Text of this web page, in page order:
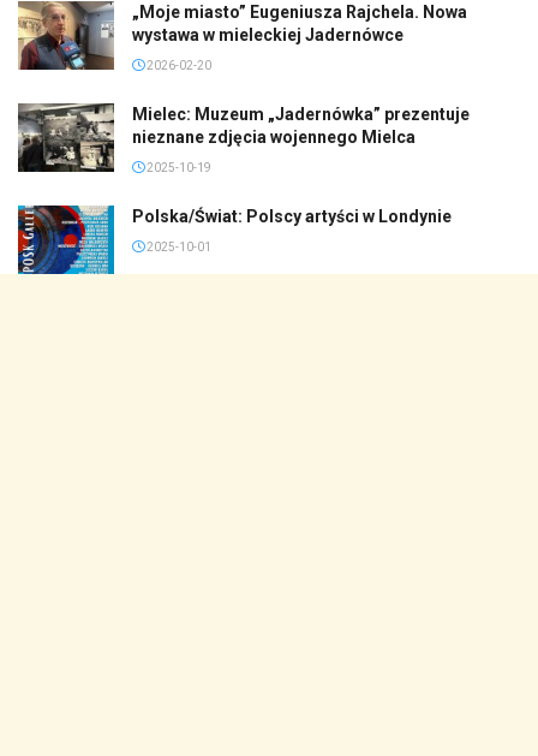
„Moje miasto” Eugeniusza Rajchela. Nowa
wystawa w mieleckiej Jadernówce
2026-02-20
Mielec: Muzeum „Jadernówka” prezentuje
nieznane zdjęcia wojennego Mielca
2025-10-19
Polska/Świat: Polscy artyści w Londynie
2025-10-01